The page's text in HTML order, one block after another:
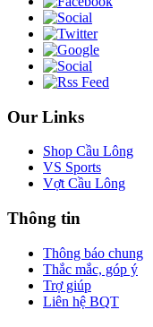
Our Links
Shop Cầu Lông
VS Sports
Vợt Cầu Lông
Thông tin
Thông báo chung
Thắc mắc, góp ý
Trợ giúp
Liên hệ BQT